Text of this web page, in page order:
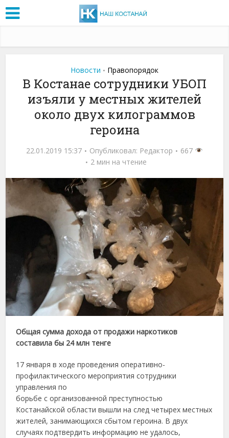
Новости • Правопорядок
В Костанае сотрудники УБОП
изъяли у местных жителей
около двух килограммов
героина
22.01.2019 15:37 Опубликовал: Редактор
667
2 мин на чтение
Общая сумма дохода от продажи наркотиков
составила бы 24 млн тенге
17 января в ходе проведения оперативно-
профилактического мероприятия сотрудники
управления по
борьбе с организованной преступностью
Костанайской области вышли на след четырех местных
жителей, занимающихся сбытом героина. В двух
случаях подтвердить информацию не удалось,